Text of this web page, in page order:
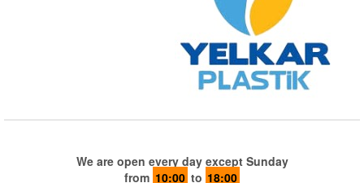
We are open every day except Sunday
from 10:00 to 18:00